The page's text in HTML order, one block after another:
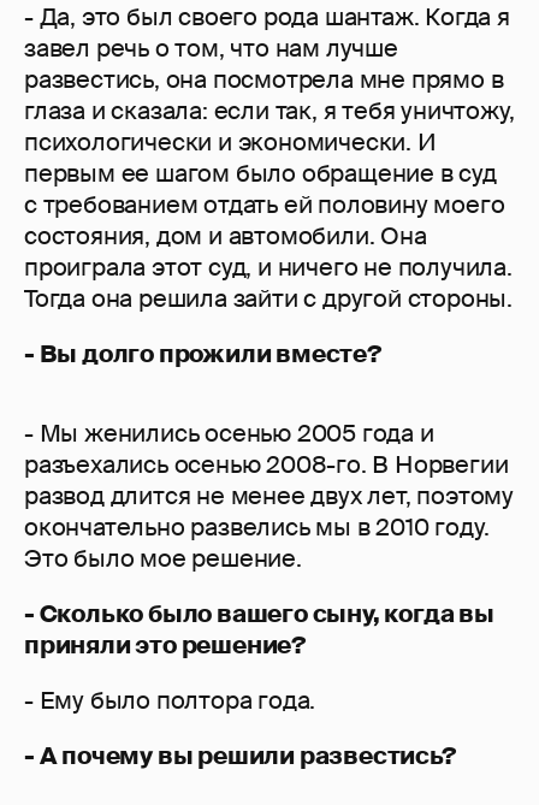
- Да, это был своего рода шантаж. Когда я
завел речь о том, что нам лучше
развестись, она посмотрела мне прямо в
глаза и сказала: если так, я тебя уничтожу,
психологически и экономически. И
первым ее шагом было обращение в суд
с требованием отдать ей половину моего
состояния, дом и автомобили. Она
проиграла этот суд, и ничего не получила.
Тогда она решила зайти с другой стороны.
- Вы долго прожили вместе?
- Мы женились осенью 2005 года и
разъехались осенью 2008-го. В Норвегии
развод длится не менее двух лет, поэтому
окончательно развелись мы в 2010 году.
Это было мое решение.
- Сколько было вашего сыну, когда вы
приняли это решение?
- Ему было полтора года.
- А почему вы решили развестись?